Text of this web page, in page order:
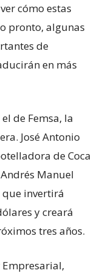
cómo estas
pronto, algunas
de
en más
de Femsa, la
José Antonio
de Coca
Manuel
invertirá
y creará
tres años.
Empresarial,